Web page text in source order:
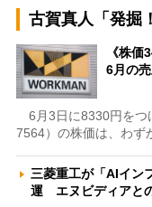
古賀真人「発掘
《株
6月の
6月3日に8330円をつ
7564）の株価は、わ
三菱重工が「AIイン
運 エヌビディアと